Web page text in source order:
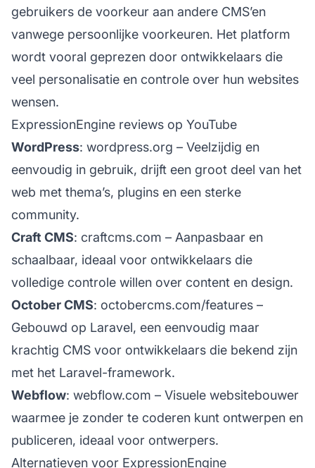
gebruikers de voorkeur aan andere CMS’en
vanwege persoonlijke voorkeuren. Het platform
wordt vooral geprezen door ontwikkelaars die
veel personalisatie en controle over hun websites
wensen.
ExpressionEngine reviews op YouTube
WordPress: wordpress.org – Veelzijdig en
eenvoudig in gebruik, drijft een groot deel van het
web met thema’s, plugins en een sterke
community.
Craft CMS: craftcms.com – Aanpasbaar en
schaalbaar, ideaal voor ontwikkelaars die
volledige controle willen over content en design.
October CMS: octobercms.com/features –
Gebouwd op Laravel, een eenvoudig maar
krachtig CMS voor ontwikkelaars die bekend zijn
met het Laravel-framework.
Webflow: webflow.com – Visuele websitebouwer
waarmee je zonder te coderen kunt ontwerpen en
publiceren, ideaal voor ontwerpers.
Alternatieven voor ExpressionEngine